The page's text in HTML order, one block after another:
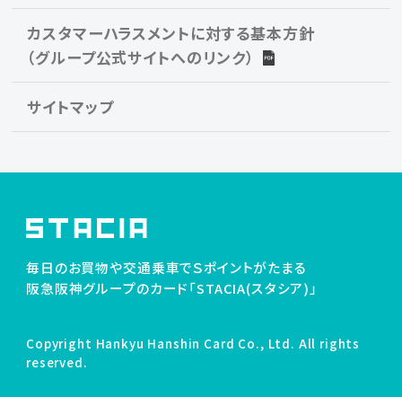
カスタマーハラスメントに対する基本方針
（グループ公式サイトへのリンク）
サイトマップ
毎日のお買物や交通乗車でＳポイントがたまる
阪急阪神グループのカード「STACIA(スタシア)」
Copyright Hankyu Hanshin Card Co., Ltd. All rights
reserved.